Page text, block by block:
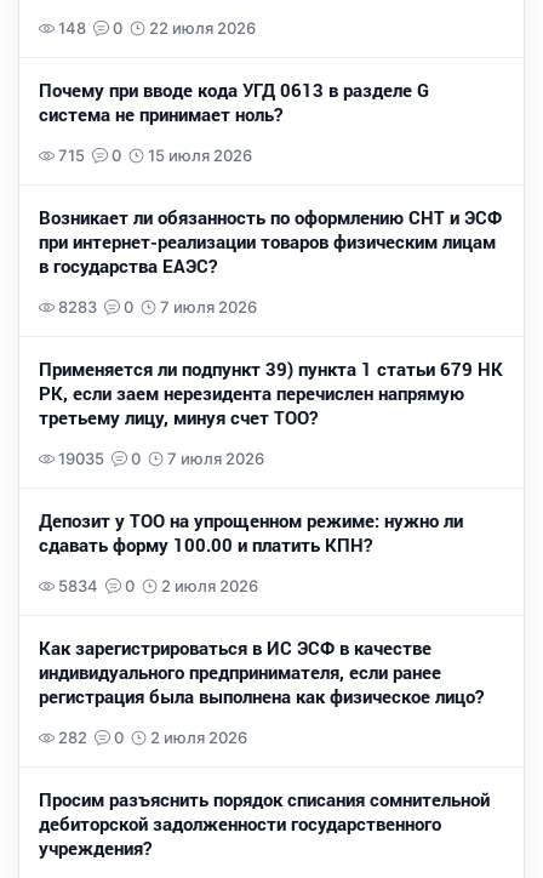
148 0 22 июля 2026
Почему при вводе кода УГД 0613 в разделе G
система не принимает ноль?
715 0 15 июля 2026
Возникает ли обязанность по оформлению СНТ и ЭСФ
при интернет-реализации товаров физическим лицам
в государства ЕАЭС?
8283 0 7 июля 2026
Применяется ли подпункт 39) пункта 1 статьи 679 НК
РК, если заем нерезидента перечислен напрямую
третьему лицу, минуя счет ТОО?
19035 0 7 июля 2026
Депозит у ТОО на упрощенном режиме: нужно ли
сдавать форму 100.00 и платить КПН?
5834 0 2 июля 2026
Как зарегистрироваться в ИС ЭСФ в качестве
индивидуального предпринимателя, если ранее
регистрация была выполнена как физическое лицо?
282 0 2 июля 2026
Просим разъяснить порядок списания сомнительной
дебиторской задолженности государственного
учреждения?